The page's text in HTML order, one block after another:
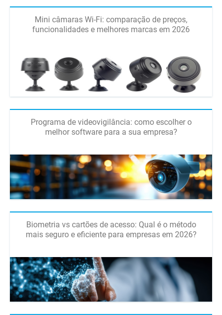
Mini câmaras Wi-Fi: comparação de preços,
funcionalidades e melhores marcas em 2026
Programa de videovigilância: como escolher o
melhor software para a sua empresa?
Biometria vs cartões de acesso: Qual é o método
mais seguro e eficiente para empresas em 2026?